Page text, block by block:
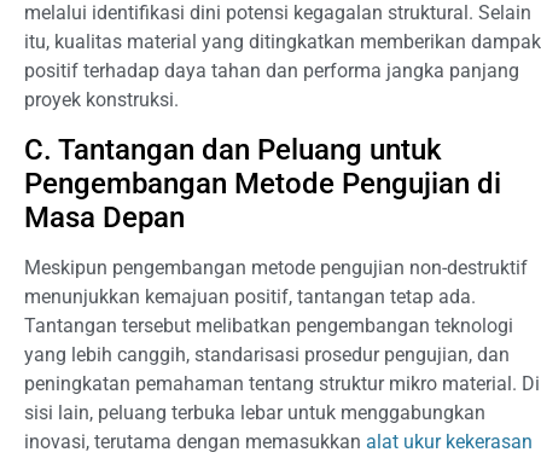
melalui identifikasi dini potensi kegagalan struktural. Selain
itu, kualitas material yang ditingkatkan memberikan dampak
positif terhadap daya tahan dan performa jangka panjang
proyek konstruksi.
C. Tantangan dan Peluang untuk
Pengembangan Metode Pengujian di
Masa Depan
Meskipun pengembangan metode pengujian non-destruktif
menunjukkan kemajuan positif, tantangan tetap ada.
Tantangan tersebut melibatkan pengembangan teknologi
yang lebih canggih, standarisasi prosedur pengujian, dan
peningkatan pemahaman tentang struktur mikro material. Di
sisi lain, peluang terbuka lebar untuk menggabungkan
inovasi, terutama dengan memasukkan alat ukur kekerasan